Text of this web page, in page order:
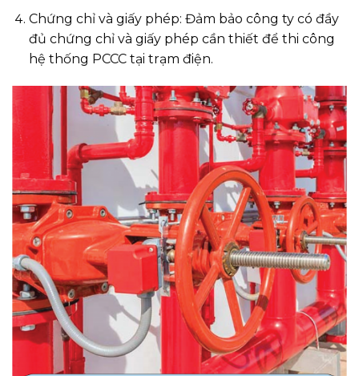
Chứng chỉ và giấy phép: Đảm bảo công ty có đầy
đủ chứng chỉ và giấy phép cần thiết để thi công
hệ thống PCCC tại trạm điện.